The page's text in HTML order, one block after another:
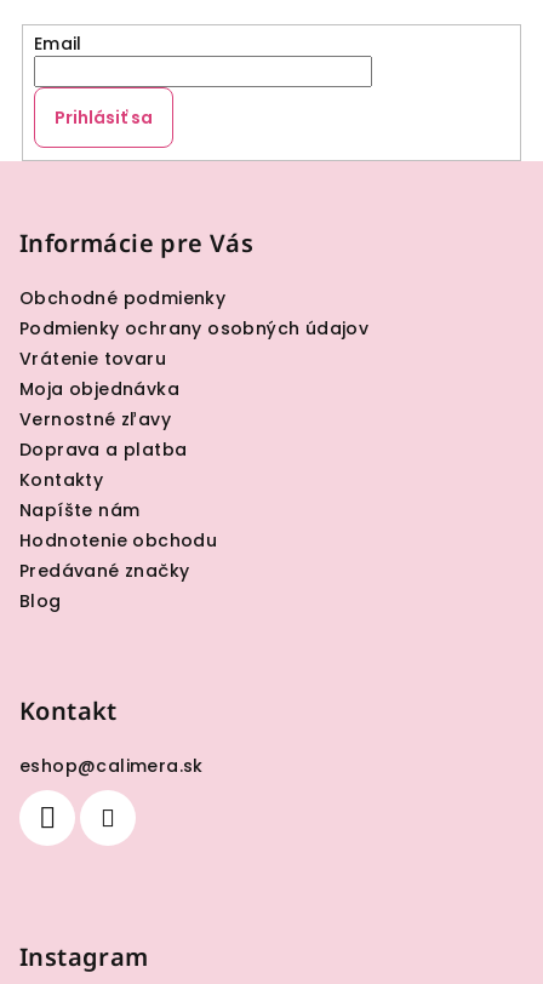
Email
Prihlásiť sa
Informácie pre Vás
Obchodné podmienky
Podmienky ochrany osobných údajov
Vrátenie tovaru
Moja objednávka
Vernostné zľavy
Doprava a platba
Kontakty
Napíšte nám
Hodnotenie obchodu
Predávané značky
Blog
Kontakt
eshop@calimera.sk
Instagram